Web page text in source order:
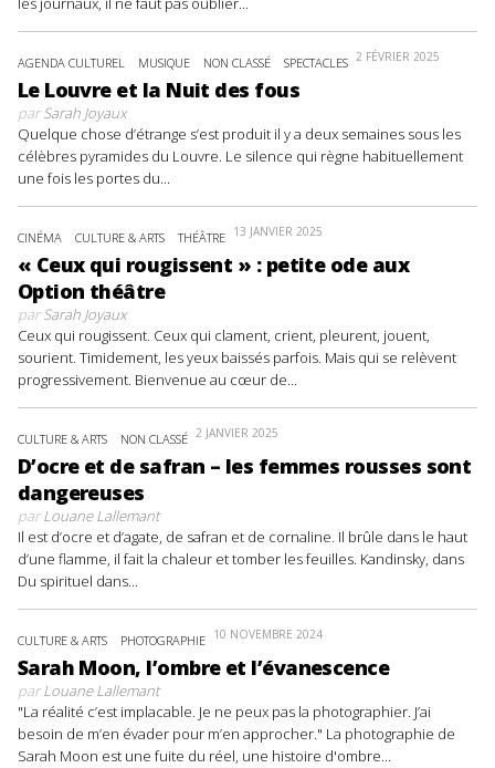
AGENDA CULTUREL MUSIQUE NON CLASSÉ SPECTACLES 2 FÉVRIER 2025
Le Louvre et la Nuit des fous
parSarah Joyaux
Quelque chose d’étrange s’est produit il y a deux semaines sous les
célèbres pyramides du Louvre. Le silence qui règne habituellement
une fois les portes du...
CINÉMA CULTURE & ARTS THÉÂTRE 13 JANVIER 2025
« Ceux qui rougissent » : petite ode aux
Option théâtre
parSarah Joyaux
Ceux qui rougissent. Ceux qui clament, crient, pleurent, jouent,
sourient. Timidement, les yeux baissés parfois. Mais qui se relèvent
progressivement. Bienvenue au cœur de...
CULTURE & ARTS NON CLASSÉ 2 JANVIER 2025
D’ocre et de safran – les femmes rousses sont
dangereuses
parLouane Lallemant
Il est d’ocre et d’agate, de safran et de cornaline. Il brûle dans le haut
d’une flamme, il fait la chaleur et tomber les feuilles. Kandinsky, dans
Du spirituel dans...
CULTURE & ARTS PHOTOGRAPHIE 10 NOVEMBRE 2024
Sarah Moon, l’ombre et l’évanescence
parLouane Lallemant
"La réalité c’est implacable. Je ne peux pas la photographier. J’ai
besoin de m’en évader pour m’en approcher." La photographie de
Sarah Moon est une fuite du réel, une histoire d'ombre...